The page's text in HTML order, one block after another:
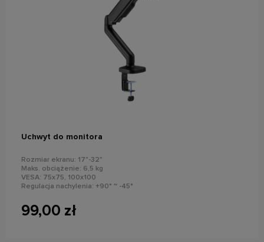
Uchwyt do monitora
Rozmiar ekranu: 17"-32"
Maks. obciążenie: 6,5 kg
VESA: 75x75, 100x100
Regulacja nachylenia: +90° ~ -45°
99,00 zł
do koszyka